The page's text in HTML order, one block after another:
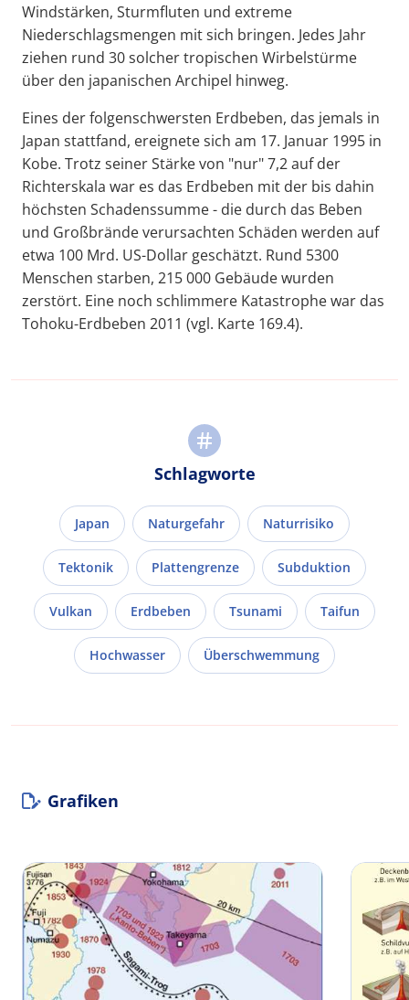
Windstärken, Sturmfluten und extreme
Niederschlagsmengen mit sich bringen. Jedes Jahr
ziehen rund 30 solcher tropischen Wirbelstürme
über den japanischen Archipel hinweg.
Eines der folgenschwersten Erdbeben, das jemals in
Japan stattfand, ereignete sich am 17. Januar 1995 in
Kobe. Trotz seiner Stärke von "nur" 7,2 auf der
Richterskala war es das Erdbeben mit der bis dahin
höchsten Schadenssumme - die durch das Beben
und Großbrände verursachten Schäden werden auf
etwa 100 Mrd. US-Dollar geschätzt. Rund 5300
Menschen starben, 215 000 Gebäude wurden
zerstört. Eine noch schlimmere Katastrophe war das
Tohoku-Erdbeben 2011 (vgl. Karte 169.4).
Schlagworte
Japan Naturgefahr Naturrisiko
Tektonik Plattengrenze Subduktion
Vulkan Erdbeben Tsunami Taifun
Hochwasser Überschwemmung
Grafiken